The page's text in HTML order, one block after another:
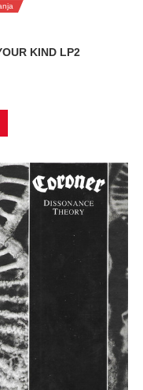
KIND LP2